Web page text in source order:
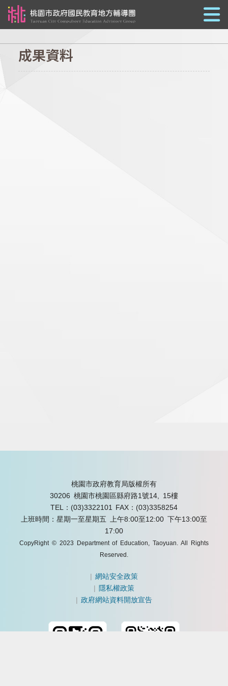
成果資料
桃園市政府教育局版權所有
30206 桃園市桃園區縣府路1號14, 15樓
TEL：(03)3322101
FAX：(03)3358254
上班時間：星期一至星期五 上午8:00至12:00 下午13:00至
17:00
CopyRight © 2023 Department of Education, Taoyuan. All Rights
Reserved.
|網站安全政策
| 隱私權政策
|政府網站資料開放宣告